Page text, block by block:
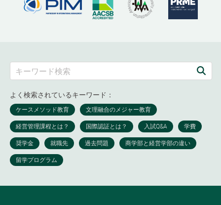
よく検索されているキーワード：